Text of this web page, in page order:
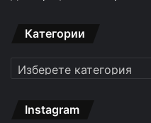
Категории
Категории
Instagram